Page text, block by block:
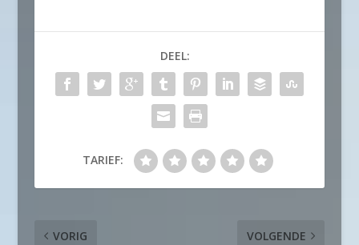
DEEL:
TARIEF:
VORIG VOLGENDE